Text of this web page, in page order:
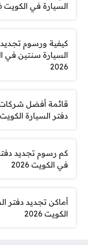
السيارة في الكويت 2026
كيفية ورسوم تجديد
السيارة سنتين في
2026
قائمة أفضل
دفتر السيارة الكويت 2026
كم رسوم تجديد
في الكويت 2026
أماكن تجديد دفتر
الكويت 2026